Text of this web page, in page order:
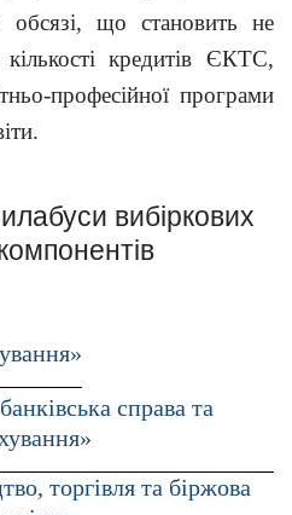
що становить не
кредитів ЄКТС,
професійної програми
вибіркових
справа та
торгівля та біржова